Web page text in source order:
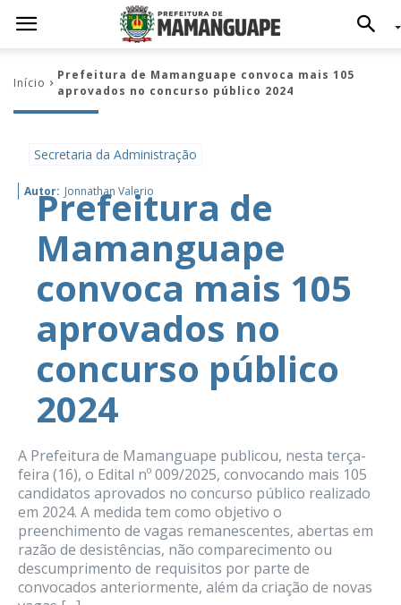
Início
Prefeitura de Mamanguape convoca mais 105
aprovados no concurso público 2024
Secretaria da Administração
Autor: Jonnathan Valerio
Prefeitura de
Mamanguape
convoca mais 105
aprovados no
concurso público
2024
A Prefeitura de Mamanguape publicou, nesta terça-
feira (16), o Edital nº 009/2025, convocando mais 105
candidatos aprovados no concurso público realizado
em 2024. A medida tem como objetivo o
preenchimento de vagas remanescentes, abertas em
razão de desistências, não comparecimento ou
descumprimento de requisitos por parte de
convocados anteriormente, além da criação de novas